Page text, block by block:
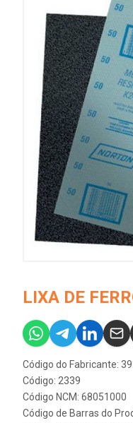
LIXA DE
Código do Fabricante:
Código: 2339
Código NCM: 68051000
Código de Barras do